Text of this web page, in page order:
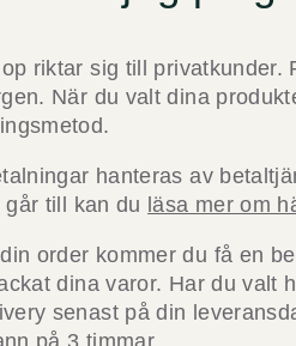
riktar sig till privatkunder.
När du valt dina
hanteras av
går till kan du läsa mer om
order kommer du få en
dina varor. Har du valt
senast på din
på 3 timmar.